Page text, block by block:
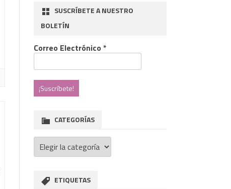
SUSCRÍBETE A NUESTRO
BOLETÍN
Correo Electrónico *
CATEGORÍAS
Categorías
ETIQUETAS